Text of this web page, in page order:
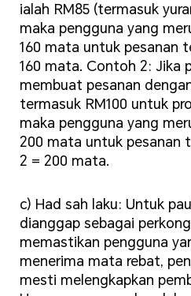
ialah RM85 (termasuk
maka pengguna yang
160 mata untuk pesanan
160 mata. Contoh 2: Jika
membuat pesanan
termasuk RM100 untuk
maka pengguna yang
200 mata untuk pesanan
2 = 200 mata.
c) Had sah laku: Untuk
dianggap sebagai
memastikan pengguna
menerima mata rebat,
mesti melengkapkan